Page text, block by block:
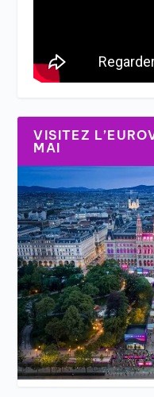
VISITEZ
MAI